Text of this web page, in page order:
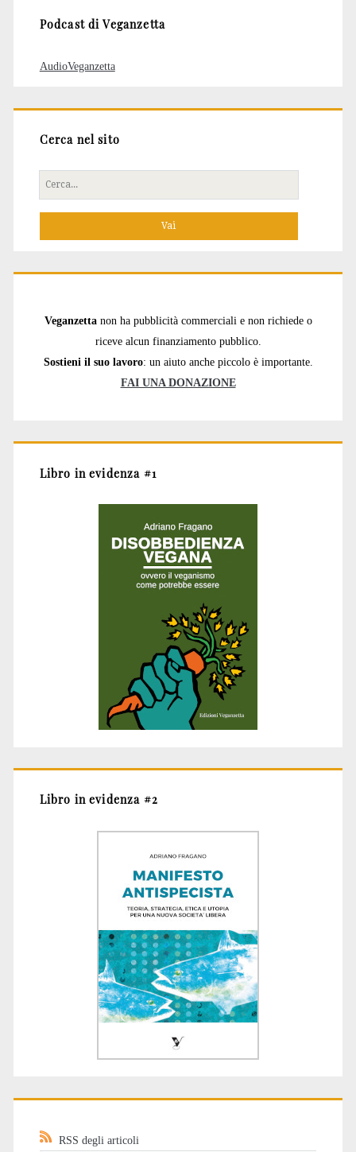
Podcast di Veganzetta
AudioVeganzetta
Cerca nel sito
Cerca
per:
Veganzetta non ha pubblicità commerciali e non richiede o
riceve alcun finanziamento pubblico.
Sostieni il suo lavoro: un aiuto anche piccolo è importante.
FAI UNA DONAZIONE
Libro in evidenza #1
Libro in evidenza #2
RSS degli articoli